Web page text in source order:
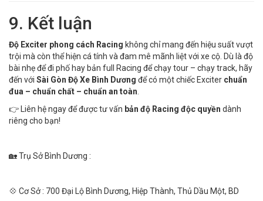
9. Kết luận
Độ Exciter phong cách Racing không chỉ mang đến hiệu suất vượt
trội mà còn thể hiện cá tính và đam mê mãnh liệt với xe cộ. Dù là độ
bài nhẹ để đi phố hay bản full Racing để chạy tour – chạy track, hãy
đến với Sài Gòn Độ Xe Bình Dương để có một chiếc Exciter chuẩn
đua – chuẩn chất – chuẩn an toàn
👉 Liên hệ ngay để được tư vấn bản độ Racing độc quyền dành
riêng cho bạn!
🏡 Trụ Sở Bình Dương :
💠 Cơ Sở : 700 Đại Lộ Bình Dương, Hiệp Thành, Thủ Dầu Một, BD